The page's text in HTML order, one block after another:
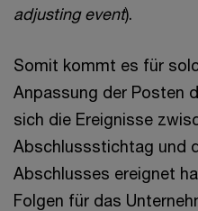
adjusting event).
Somit kommt es für
Anpassung der Posten
sich die Ereignisse
Abschlussstichtag und
Abschlusses ereignet
Folgen für das